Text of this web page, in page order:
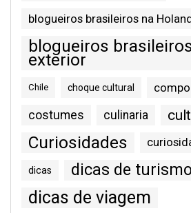
blogueiros brasileiros na
blogueiros
exterior
Chile choque cultural
costumes culinaria
Curiosidades
dicas dicas de turismo
dicas de viagem